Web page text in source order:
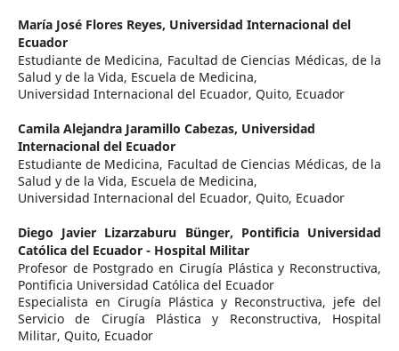
María José Flores Reyes, Universidad Internacional del
Ecuador
Estudiante de Medicina, Facultad de Ciencias Médicas, de la
Salud y de la Vida, Escuela de Medicina,
Universidad Internacional del Ecuador, Quito, Ecuador
Camila Alejandra Jaramillo Cabezas, Universidad
Internacional del Ecuador
Estudiante de Medicina, Facultad de Ciencias Médicas, de la
Salud y de la Vida, Escuela de Medicina,
Universidad Internacional del Ecuador, Quito, Ecuador
Diego Javier Lizarzaburu Bünger, Pontificia Universidad
Católica del Ecuador - Hospital Militar
Profesor de Postgrado en Cirugía Plástica y Reconstructiva,
Pontificia Universidad Católica del Ecuador
Especialista en Cirugía Plástica y Reconstructiva, jefe del
Servicio de Cirugía Plástica y Reconstructiva, Hospital
Militar, Quito, Ecuador